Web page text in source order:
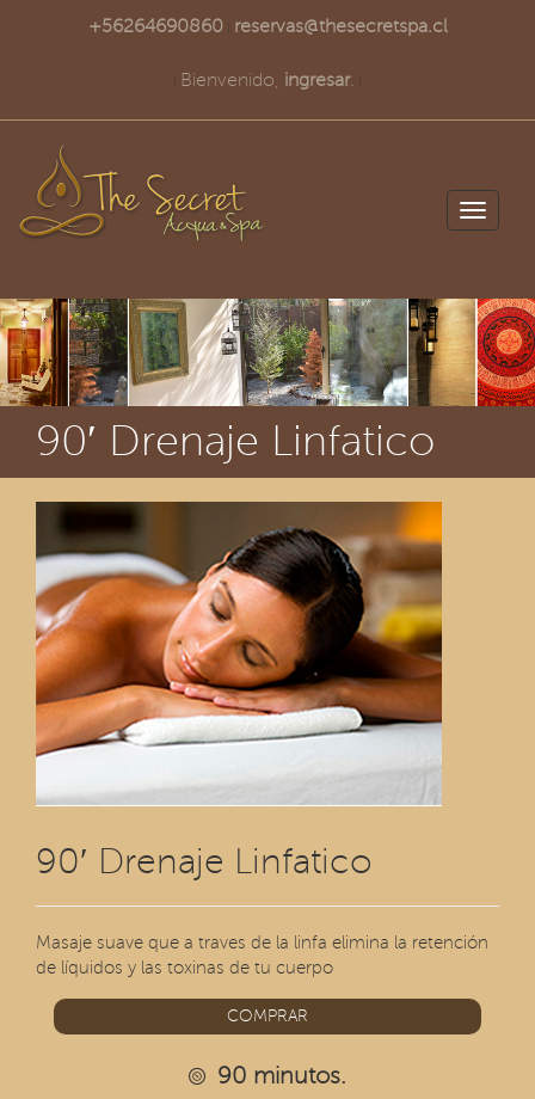
+56264690860| reservas@thesecretspa.cl
Bienvenido, ingresar.
Toggle
90′ Drenaje Linfatico
90′ Drenaje Linfatico
Masaje suave que a traves de la linfa elimina la retención
de líquidos y las toxinas de tu cuerpo
COMPRAR
90 minutos.